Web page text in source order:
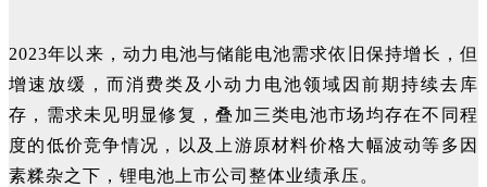
2023年以来，动力电池与储能电池需求依旧保持增长，但
增速放缓，而消费类及小动力电池领域因前期持续去库
存，需求未见明显修复，叠加三类电池市场均存在不同程
度的低价竞争情况，以及上游原材料价格大幅波动等多因
素糅杂之下，锂电池上市公司整体业绩承压。